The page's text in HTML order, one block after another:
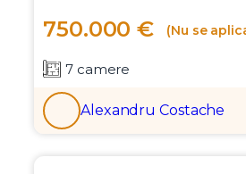
750.000 € (Nu se
7 camere
Alexandru Costache